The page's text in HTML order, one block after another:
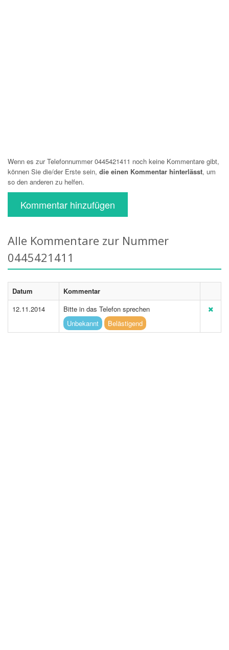
Wenn es zur Telefonnummer 0445421411 noch keine Kommentare gibt,
können Sie die/der Erste sein, die einen Kommentar hinterlässt, um
so den anderen zu helfen.
Kommentar hinzufügen
Alle Kommentare zur Nummer
0445421411
Datum
Kommentar
12.11.2014
Bitte in das Telefon sprechen
Unbekannt
Belästigend